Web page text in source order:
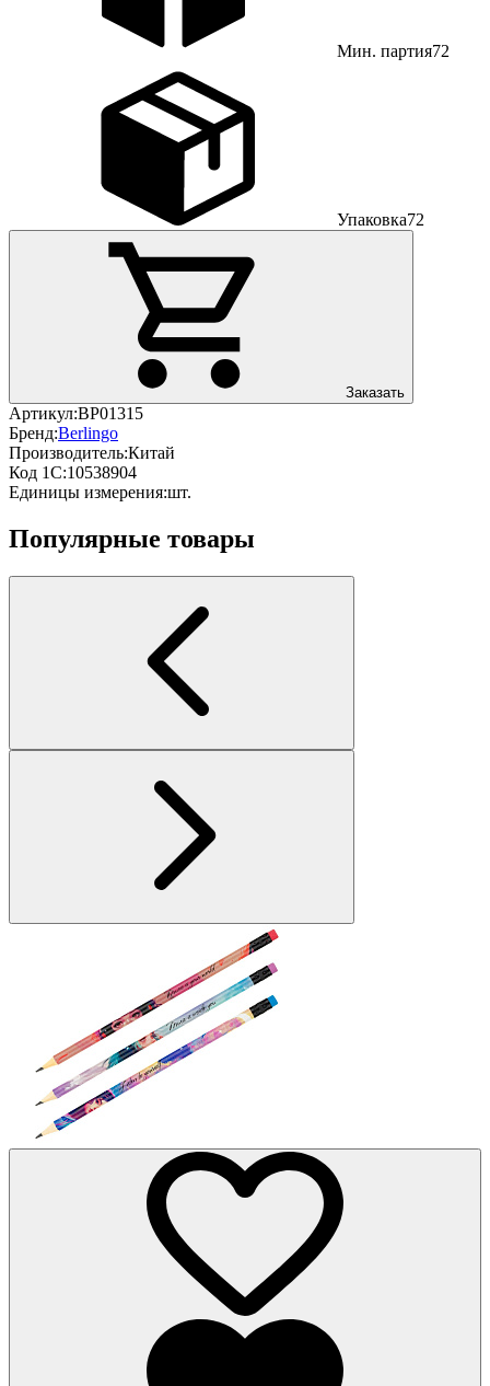
Мин. партия72
Упаковка72
Заказать
Артикул:BP01315
Бренд:Berlingo
Производитель:Китай
Код 1С:10538904
Единицы измерения:шт.
Популярные товары